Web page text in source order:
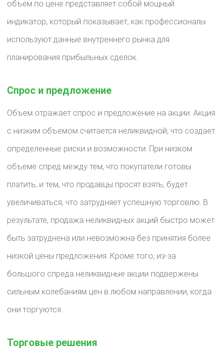
объем по цене представляет собой мощный
индикатор, который показывает, как профессионалы
используют данные внутреннего рынка для
планирования прибыльных сделок.
Спрос и предложение
Объем отражает спрос и предложение на акции. Акция
с низким объемом считается неликвидной, что создает
определенные риски и возможности. При низком
объеме спред между тем, что покупатели готовы
платить, и тем, что продавцы просят взять, будет
увеличиваться, что затрудняет успешную торговлю. В
результате, продажа неликвидных акций быстро может
быть затруднена или невозможна без принятия более
низкой цены предложения. Кроме того, из-за
большого спреда неликвидные акции подвержены
сильным колебаниям цен в любом направлении, когда
они торгуются.
Торговые решения